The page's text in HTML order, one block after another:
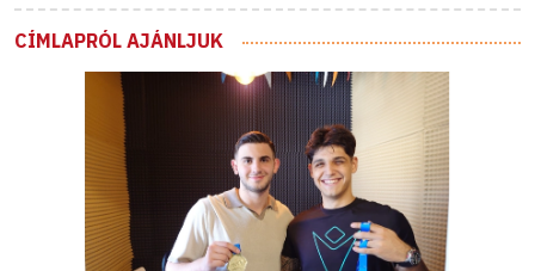
CÍMLAPRÓL AJÁNLJUK